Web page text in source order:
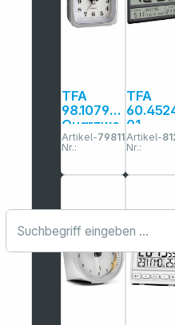
TFA
98.1079
Quarzwe
cker
Analoga
nzeige
Artikel-
Nr.:
798114
TFA
01
Digitale
Funkuhr
Artikel-
Nr.: